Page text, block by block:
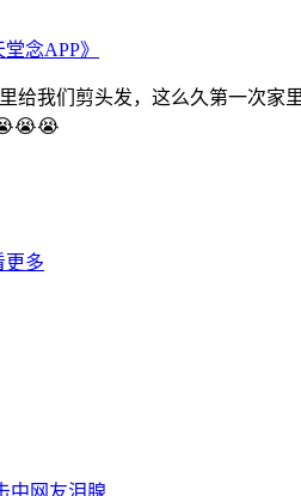
堂念APP》
给我们剪头发，这么久第一次
更多
中网友泪腺……